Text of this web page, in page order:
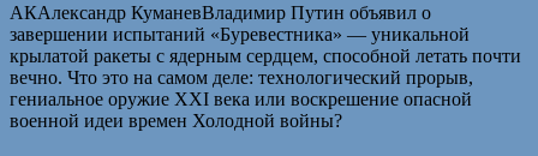
АКАлександр КуманевВладимир Путин объявил о
завершении испытаний «Буревестника» — уникальной
крылатой ракеты с ядерным сердцем, способной летать почти
вечно. Что это на самом деле: технологический прорыв,
гениальное оружие XXI века или воскрешение опасной
военной идеи времен Холодной войны?